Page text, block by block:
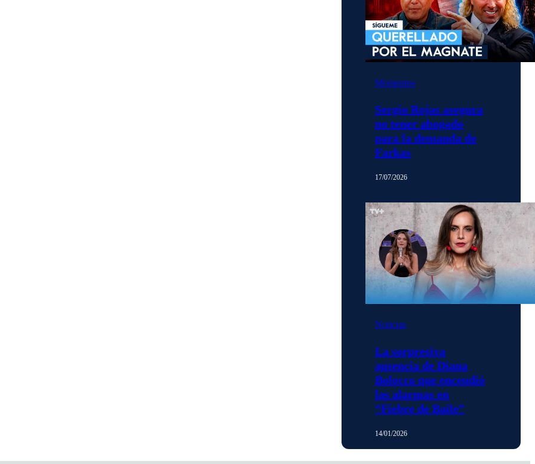
Momentos
Sergio Rojas asegura
no tener abogado
para la demanda de
Farkas
17/07/2026
Noticias
La sorpresiva
ausencia de Diana
Bolocco que encendió
las alarmas en
“Fiebre de Baile”
14/01/2026